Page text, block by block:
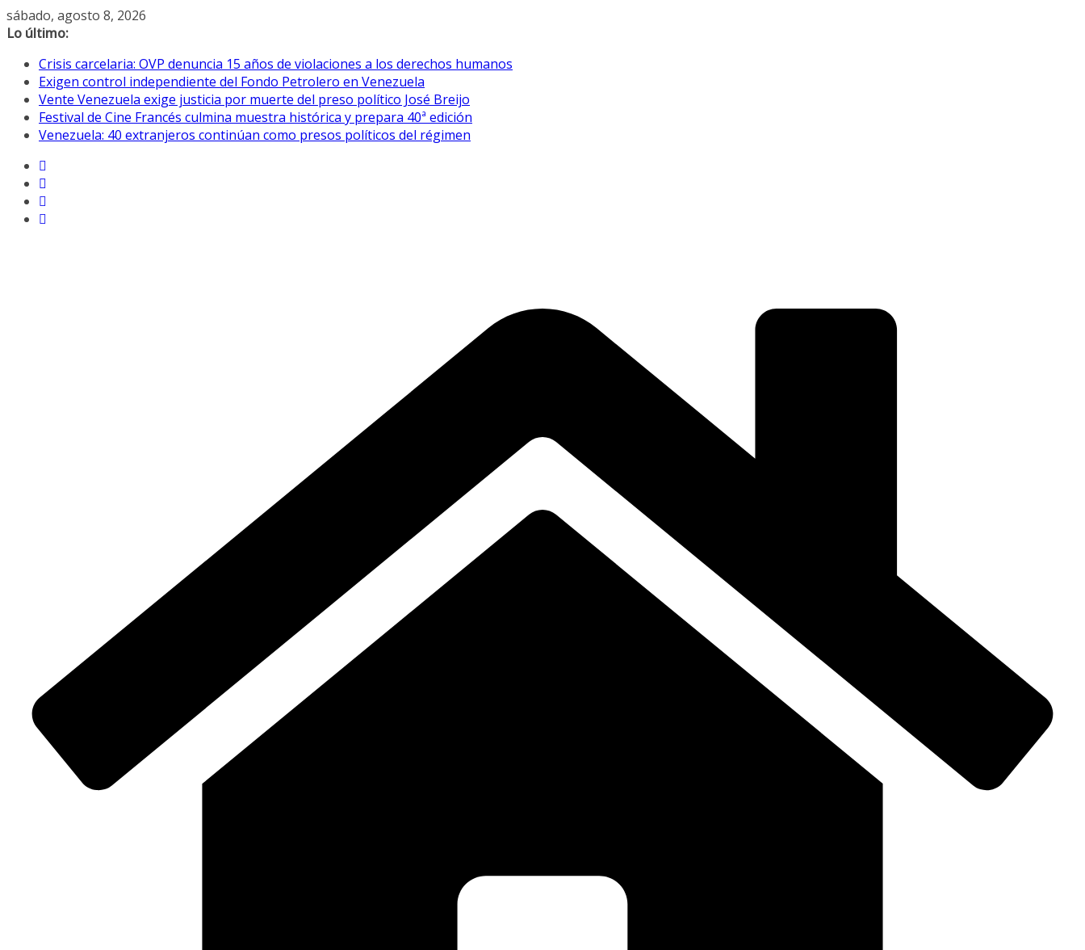
Saltar
al
sábado, agosto 8, 2026
Lo último:
Crisis carcelaria: OVP denuncia 15 años de violaciones a los derechos humanos
Exigen control independiente del Fondo Petrolero en Venezuela
Vente Venezuela exige justicia por muerte del preso político José Breijo
Festival de Cine Francés culmina muestra histórica y prepara 40ª edición
Venezuela: 40 extranjeros continúan como presos políticos del régimen